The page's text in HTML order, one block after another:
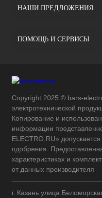
НАШИ ПРЕДЛОЖЕНИЯ
ПОМОЩЬ И СЕРВИСЫ
Copyright 2025 © bars-
электротехнической
Копирование и
информации
ELECTRO.RU»
одобрения.
характеристиках и
от данных производителя
г. Казань улица